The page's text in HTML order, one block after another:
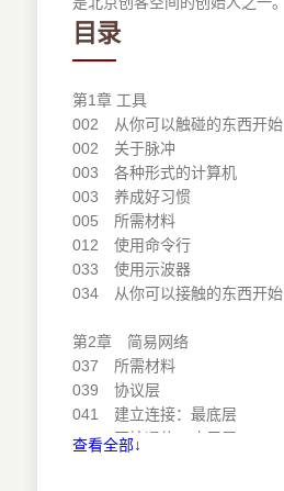
目录
第1章 工具
002 从你可以触碰的东西开始
002 关于脉冲
003 各种形式的计算机
003 养成好习惯
005 所需材料
012 使用命令行
033 使用示波器
034 从你可以接触的东西开始
第2章 简易网络
037 所需材料
039 协议层
041 建立连接：最底层
044 开始通信：应用层
查看全部↓